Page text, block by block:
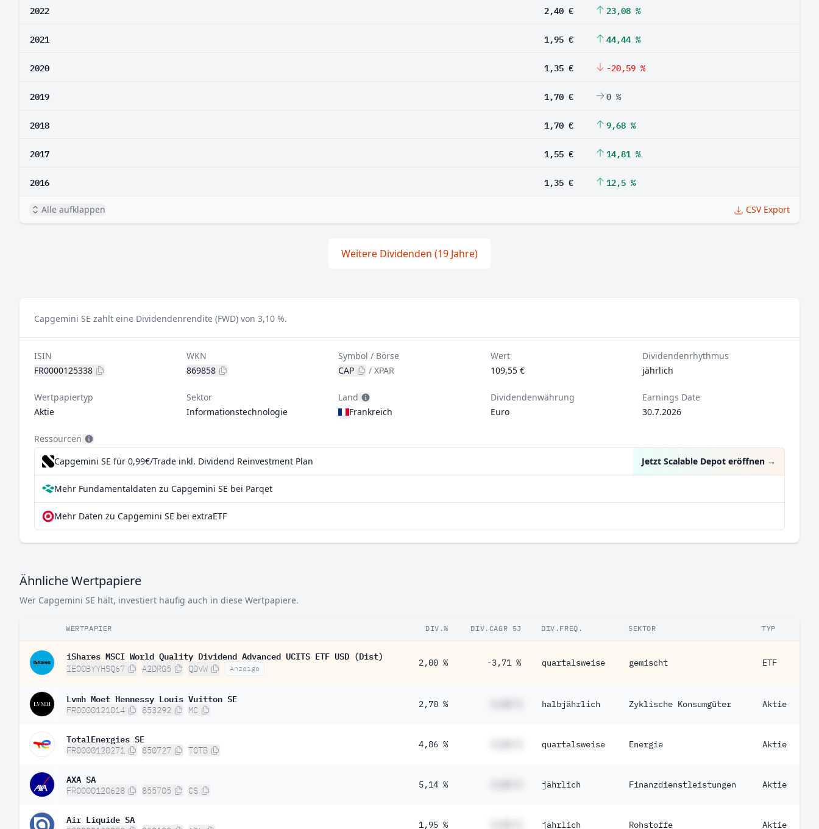
2022 2,40 € 23,08 %
2021 1,95 € 44,44 %
2020 1,35 € -20,59 %
2019 1,70 € 0 %
2018 1,70 € 9,68 %
2017 1,55 € 14,81 %
2016 1,35 € 12,5 %
Alle aufklappen CSV Export
Weitere Dividenden (19 Jahre)
Capgemini SE zahlt eine Dividendenrendite (FWD) von 3,10 %.
ISIN
FR0000125338
WKN
869858
Symbol / Börse
CAP
/XPAR
Wert
109,55 €
Dividendenrhythmus
jährlich
Wertpapiertyp
Aktie
Sektor
Informationstechnologie
Land
Frankreich
Dividendenwährung
Euro
Earnings Date
30.7.2026
Ressourcen
Capgemini SE für 0,99€/Trade inkl. Dividend Reinvestment Plan
Jetzt Scalable Depot eröffnen →
Mehr Fundamentaldaten zu Capgemini SE bei Parqet
Mehr Daten zu Capgemini SE bei extraETF
Ähnliche Wertpapiere
Wer Capgemini SE hält, investiert häufig auch in diese Wertpapiere.
WERTPAPIER DIV.% DIV.CAGR 5J DIV.FREQ. SEKTOR TYP
iShares MSCI World Quality Dividend Advanced UCITS ETF USD (Dist)
IE00BYYHSQ67 A2DRG5 QDVW Anzeige
2,00 % -3,71 % quartalsweise gemischt ETF
Lvmh Moet Hennessy Louis Vuitton SE
FR0000121014 853292 MC
2,70 % halbjährlich Zyklische Konsumgüter Aktie
TotalEnergies SE
FR0000120271 850727 TOTB
4,86 % quartalsweise Energie Aktie
AXA SA
FR0000120628 855705 CS
5,14 % jährlich Finanzdienstleistungen Aktie
Air Liquide SA 1,95 % jährlich Rohstoffe Aktie